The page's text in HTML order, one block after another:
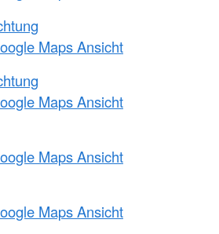
Maps Ansicht
Maps Ansicht
Maps Ansicht
Maps Ansicht